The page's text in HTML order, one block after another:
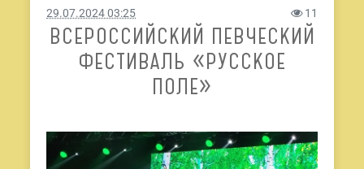
29.07.2024 03:25 11
ВСЕРОССИЙСКИЙ ПЕВЧЕСКИЙ
ФЕСТИВАЛЬ «РУССКОЕ
ПОЛЕ»